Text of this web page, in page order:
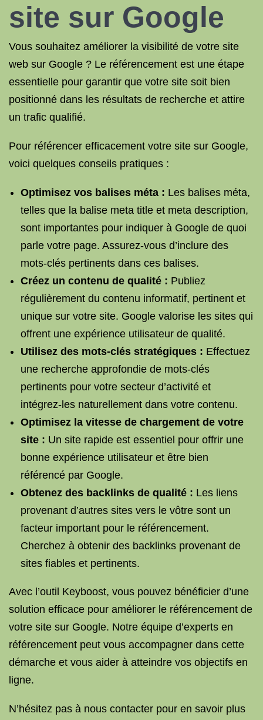
site sur Google
Vous souhaitez améliorer la visibilité de votre site
web sur Google ? Le référencement est une étape
essentielle pour garantir que votre site soit bien
positionné dans les résultats de recherche et attire
un trafic qualifié.
Pour référencer efficacement votre site sur Google,
voici quelques conseils pratiques :
Optimisez vos balises méta : Les balises méta,
telles que la balise meta title et meta description,
sont importantes pour indiquer à Google de quoi
parle votre page. Assurez-vous d’inclure des
mots-clés pertinents dans ces balises.
Créez un contenu de qualité : Publiez
régulièrement du contenu informatif, pertinent et
unique sur votre site. Google valorise les sites qui
offrent une expérience utilisateur de qualité.
Utilisez des mots-clés stratégiques : Effectuez
une recherche approfondie de mots-clés
pertinents pour votre secteur d’activité et
intégrez-les naturellement dans votre contenu.
Optimisez la vitesse de chargement de votre
site : Un site rapide est essentiel pour offrir une
bonne expérience utilisateur et être bien
référencé par Google.
Obtenez des backlinks de qualité : Les liens
provenant d’autres sites vers le vôtre sont un
facteur important pour le référencement.
Cherchez à obtenir des backlinks provenant de
sites fiables et pertinents.
Avec l’outil Keyboost, vous pouvez bénéficier d’une
solution efficace pour améliorer le référencement de
votre site sur Google. Notre équipe d’experts en
référencement peut vous accompagner dans cette
démarche et vous aider à atteindre vos objectifs en
ligne.
N’hésitez pas à nous contacter pour en savoir plus